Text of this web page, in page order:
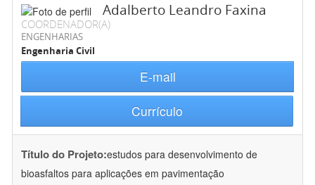
Adalberto Leandro Faxina
COORDENADOR(A)
ENGENHARIAS
Engenharia Civil
E-mail
Currículo
Título do Projeto:estudos para desenvolvimento de
bioasfaltos para aplicações em pavimentação